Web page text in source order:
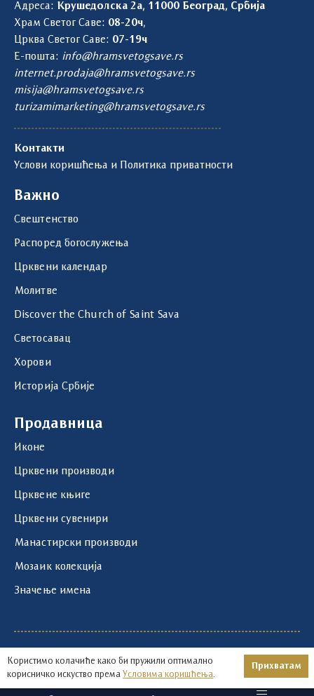
Адреса: Крушедолска 2а, 11000 Београд, Србија
Храм Светог Саве: 08-20ч,
Црква Светог Саве: 07-19ч
Е-пошта: info@hramsvetogsave.rs
internet.prodaja@hramsvetogsave.rs
misija@hramsvetogsave.rs
turizamimarketing@hramsvetogsave.rs
Контакти
Услови коришћења и Политика приватности
Важно
Свештенство
Распоред богослужења
Црквени календар
Молитве
Discover the Church of Saint Sava
Светосавац
Хорови
Историја Србије
Продавница
Иконе
Црквени производи
Црквене књиге
Црквени сувенири
Манастирски производи
Мозаик колекција
Значење имена
1219 - 2026 © | Храм Светог Саве | Развој и
оптимизација:Авокадо
Користимо колачиће како би пружили оптимално
корисничко искуство према Условима коришћења.
Прихватам